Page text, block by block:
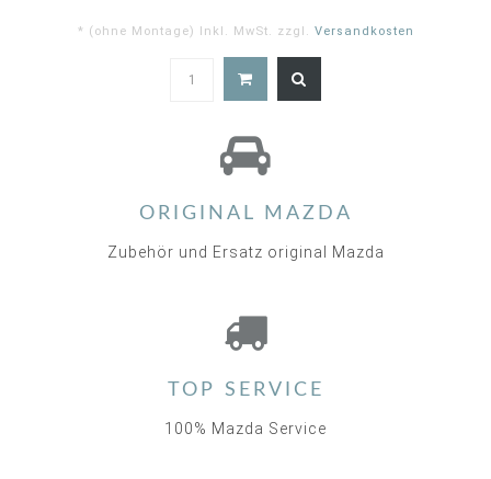
* (ohne Montage) Inkl. MwSt. zzgl. Versandkosten
ORIGINAL MAZDA
Zubehör und Ersatz original Mazda
TOP SERVICE
100% Mazda Service